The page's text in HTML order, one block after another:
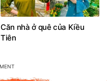
Căn nhà ở quê của Kiều
Tiên